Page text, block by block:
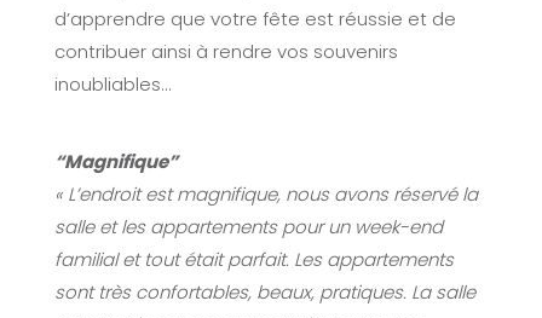
d’apprendre que votre fête est réussie et de
contribuer ainsi à rendre vos souvenirs
inoubliables…
“Magnifique”
« L’endroit est magnifique, nous avons réservé la
salle et les appartements pour un week-end
familial et tout était parfait. Les appartements
sont très confortables, beaux, pratiques. La salle